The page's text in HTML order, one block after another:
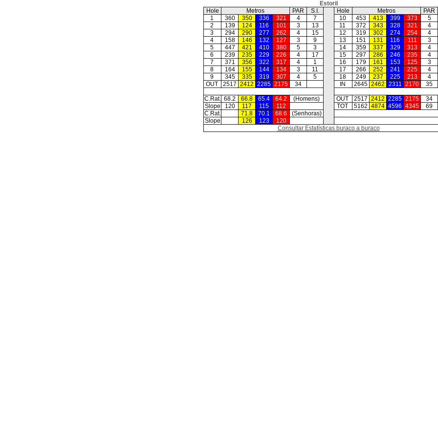
Estoril
Hole
Metros PAR S.I. Hole Metros PAR
1
360 350 336 321 4 7 10 453 413 399 373 5
2
139 124 116 101 3 13 11 372 343 328 321 4
3
294 290 277 262 4 15 12 319 302 274 254 4
4
158 146 132 127 3 9 13 151 131 116 111 3
5
447 421 410 380 5 3 14 359 337 329 313 4
6
239 235 229 226 4 17 15 297 286 246 235 4
7
371 356 322 317 4 1 16 179 161 153 125 3
8
164 155 144 134 3 11 17 266 252 241 225 4
9
345 335 319 307 4 5 18 249 237 225 213 4
OUT
2517 2412 2285 2175 34 IN 2645 2462 2311 2170 35
C.Rat. 68.2 66.8 65.4 64.2 (Homens) OUT 2517 2412 2285 2175
34
Slope
120 117 115 112 TOT 5162 4874 4596 4345
69
C.Rat.
71.8 70.1 68.6
(Senhoras)
Slope
126 123
120
Consultar Estatísticas buraco a buraco